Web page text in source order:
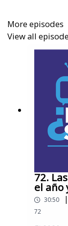
verEurovisión:
Netflix.
Por su
comedia
producción
More episodes
View all
72.
el año
30:50 |
72